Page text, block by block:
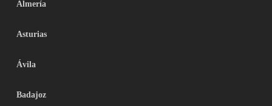
Almería
Asturias
Ávila
Badajoz